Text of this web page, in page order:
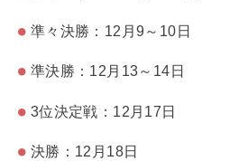
準々決勝：12月9～10日
準決勝：12月13～14日
3位決定戦：12月17日
決勝：12月18日